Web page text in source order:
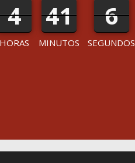
4
4
HORAS
41
41
MINUTOS
6
6
7
SEGUNDOS